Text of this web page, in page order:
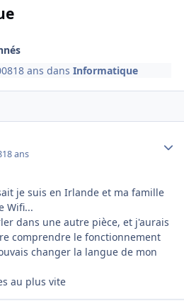
18 ans dansInformatique
18 ans
je suis en Irlande et ma famille
Wifi...
dans une autre pièce, et j'aurais
comprendre le fonctionnement
changer la langue de mon
au plus vite